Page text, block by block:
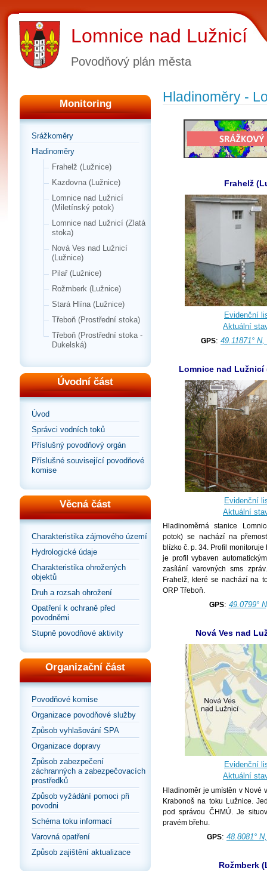
Lomnice nad Lužnicí
Povodňový plán města
Monitoring
Srážkoměry
Hladinoměry
Frahelž (Lužnice)
Kazdovna (Lužnice)
Lomnice nad Lužnicí
(Miletínský potok)
Lomnice nad Lužnicí (Zlatá
stoka)
Nová Ves nad Lužnicí
(Lužnice)
Pilař (Lužnice)
Rožmberk (Lužnice)
Stará Hlína (Lužnice)
Třeboň (Prostřední stoka)
Třeboň (Prostřední stoka -
Dukelská)
Úvodní část
Úvod
Správci vodních toků
Příslušný povodňový orgán
Příslušné související povodňové
komise
Věcná část
Charakteristika zájmového území
Hydrologické údaje
Charakteristika ohrožených
objektů
Druh a rozsah ohrožení
Opatření k ochraně před
povodněmi
Stupně povodňové aktivity
Organizační část
Povodňové komise
Organizace povodňové služby
Způsob vyhlašování SPA
Organizace dopravy
Způsob zabezpečení
záchranných a zabezpečovacích
prostředků
Způsob vyžádání pomoci při
povodni
Schéma toku informací
Varovná opatření
Způsob zajištění aktualizace
Hladinoměry -
Frahelž
Evidenční
Aktuální
GPS: 49.11871°
Lomnice nad
Evidenční
Aktuální
Hladinoměrná stanice
potok) se nachází na
blízko č. p. 34. Profil
je profil vybaven
zasílání varovných sms
Frahelž, které se nachází na
ORP Třeboň.
GPS: 49.0799°
Nová Ves nad
Evidenční
Aktuální
Hladinoměr je umístěn v Nové
Krabonoš na toku Lužnice.
pod správou ČHMÚ. Je
pravém břehu.
GPS: 48.8081°
Rožmberk